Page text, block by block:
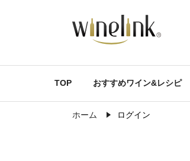
TOP おすすめワイン&レシピ
ホーム ログイン